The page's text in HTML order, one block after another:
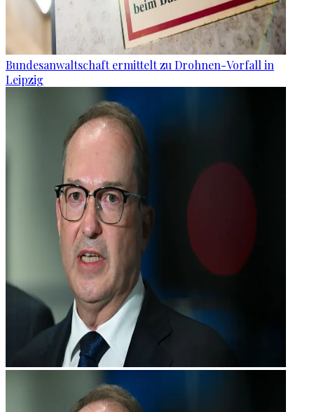
Bundesanwaltschaft ermittelt zu Drohnen-Vorfall in
Leipzig